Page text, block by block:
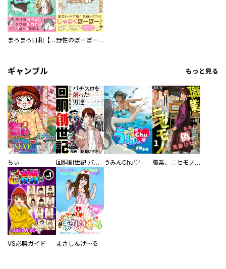
まろまろ日和【豪華版】 野性のぽーぽー【豪華版】
ギャンブル もっと見る
ちぃ 回胴創世記 パチスロを創った男達 うみんChu♡ 職業、ニセモノ～あなたに偽は見抜けない【電子単行本版】
VS必勝ガイド まさしんげ～る